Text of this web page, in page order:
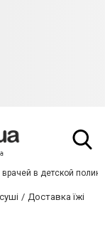
в детской
Доставка їжі